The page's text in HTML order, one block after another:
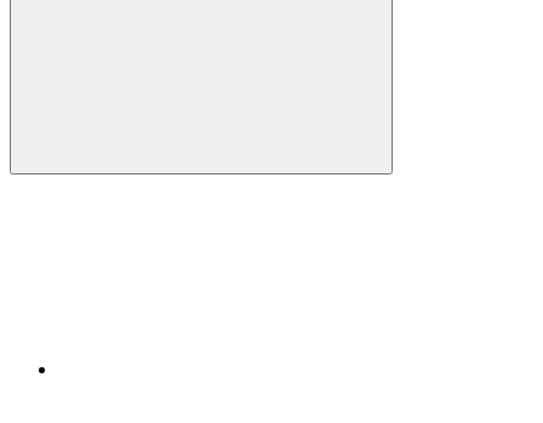
Compartilhar